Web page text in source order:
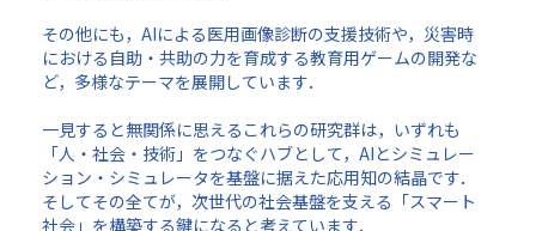
その他にも，AIによる医用画像診断の支援技術や，災害時
における自助・共助の力を育成する教育用ゲームの開発な
ど，多様なテーマを展開しています．
一見すると無関係に思えるこれらの研究群は，いずれも
「人・社会・技術」をつなぐハブとして，AIとシミュレー
ション・シミュレータを基盤に据えた応用知の結晶です．
そしてその全てが，次世代の社会基盤を支える「スマート
社会」を構築する鍵になると考えています．